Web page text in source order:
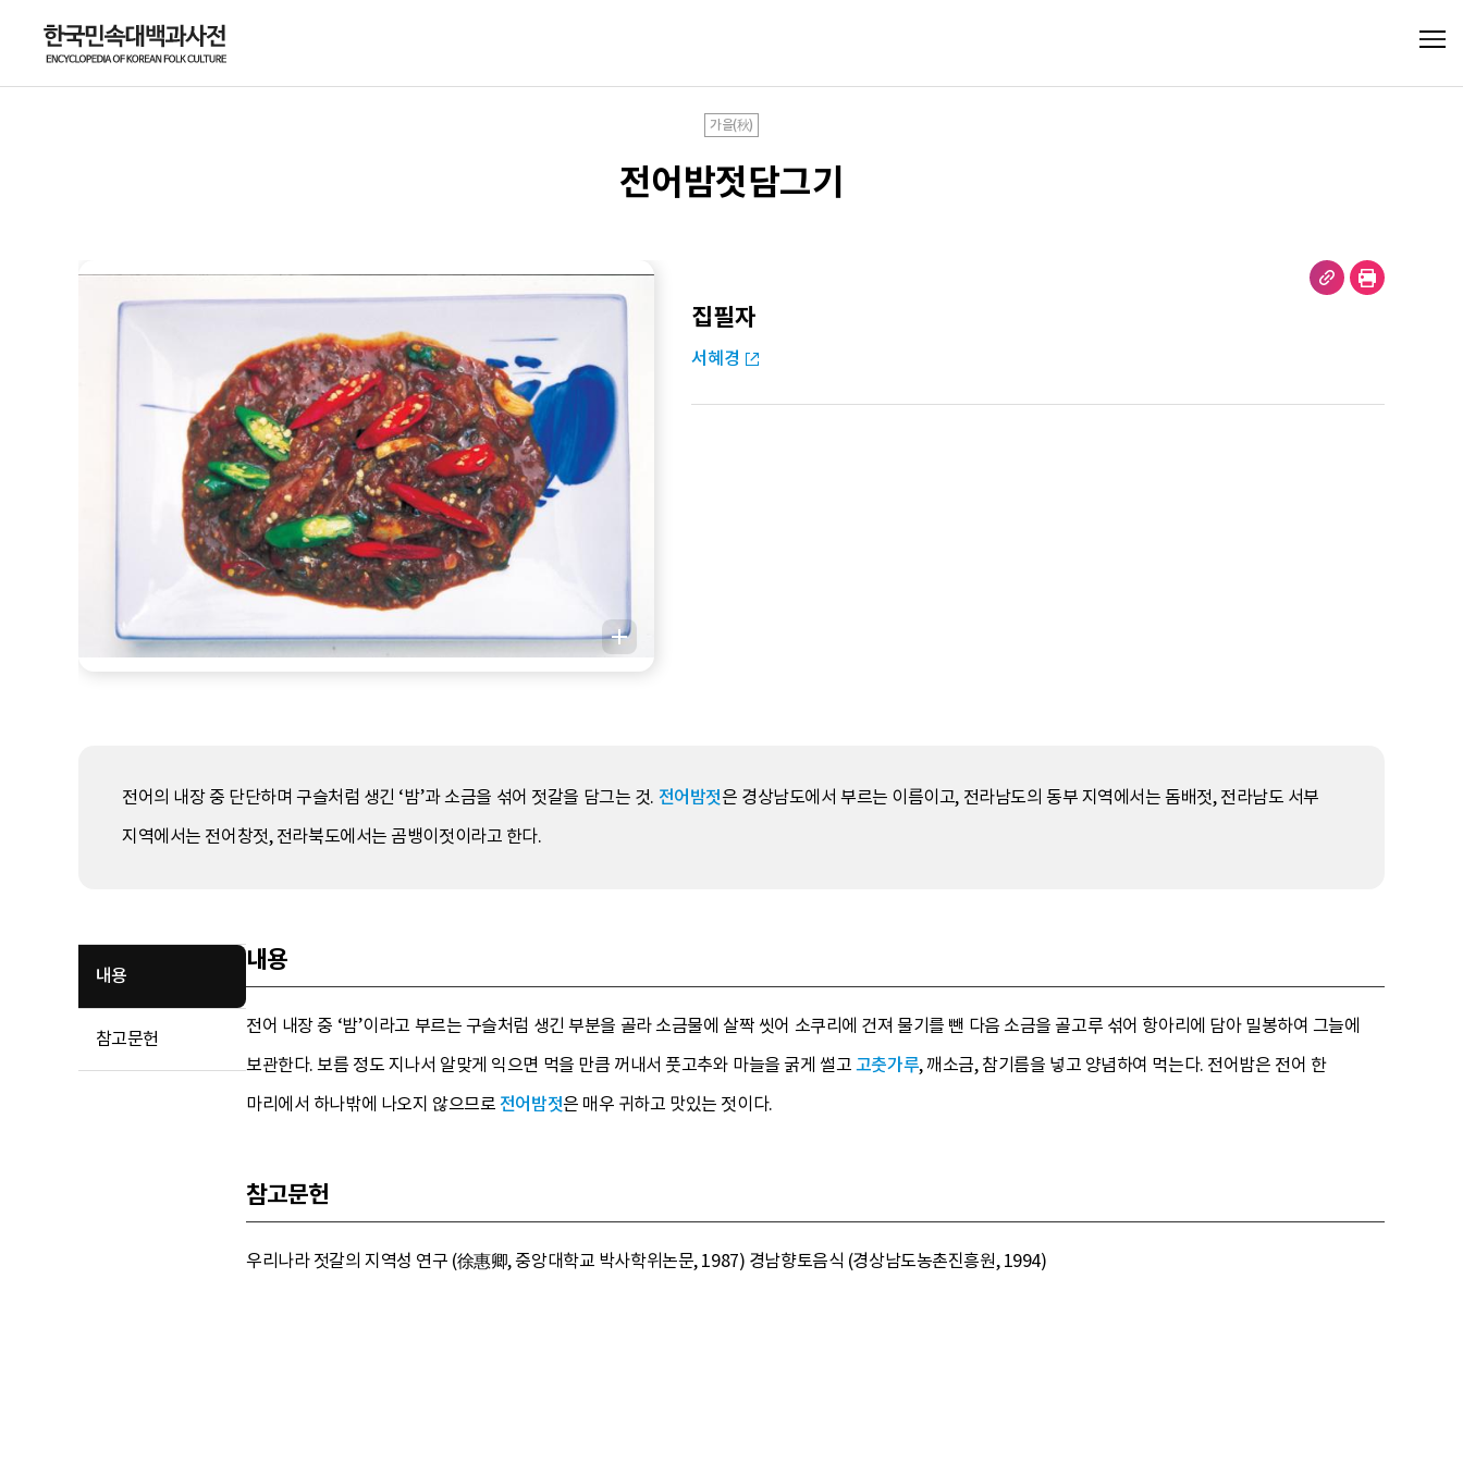
가을(秋)
전어밤젓담그기
집필자
서혜경
전어의 내장 중 단단하며 구슬처럼 생긴 ‘밤’과 소금을 섞어 젓갈을 담그는 것. 전어밤젓은 경상남도에서 부르는 이름이고, 전라남도의 동부 지역에서는 돔배젓, 전라남도 서부
지역에서는 전어창젓, 전라북도에서는 곰뱅이젓이라고 한다.
내용
참고문헌
내용
전어 내장 중 ‘밤’이라고 부르는 구슬처럼 생긴 부분을 골라 소금물에 살짝 씻어 소쿠리에 건져 물기를 뺀 다음 소금을 골고루 섞어 항아리에 담아 밀봉하여 그늘에
보관한다. 보름 정도 지나서 알맞게 익으면 먹을 만큼 꺼내서 풋고추와 마늘을 굵게 썰고고춧가루, 깨소금, 참기름을 넣고 양념하여 먹는다. 전어밤은 전어 한
마리에서 하나밖에 나오지 않으므로전어밤젓은 매우 귀하고 맛있는 젓이다.
참고문헌
우리나라 젓갈의 지역성 연구 (徐惠卿, 중앙대학교 박사학위논문, 1987) 경남향토음식 (경상남도농촌진흥원, 1994)